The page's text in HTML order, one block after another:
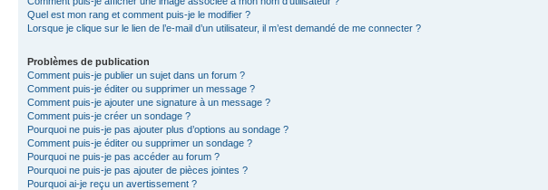
Quel est mon rang et comment puis-je le modifier ?
Lorsque je clique sur le lien de l’e-mail d’un utilisateur, il m’est demandé de me connecter ?
Problèmes de publication
Comment puis-je publier un sujet dans un forum ?
Comment puis-je éditer ou supprimer un message ?
Comment puis-je ajouter une signature à un message ?
Comment puis-je créer un sondage ?
Pourquoi ne puis-je pas ajouter plus d’options au sondage ?
Comment puis-je éditer ou supprimer un sondage ?
Pourquoi ne puis-je pas accéder au forum ?
Pourquoi ne puis-je pas ajouter de pièces jointes ?
Pourquoi ai-je reçu un avertissement ?